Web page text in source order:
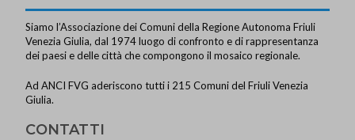
Siamo l’Associazione dei Comuni della Regione Autonoma Friuli
Venezia Giulia, dal 1974 luogo di confronto e di rappresentanza
dei paesi e delle città che compongono il mosaico regionale.
Ad ANCI FVG aderiscono tutti i 215 Comuni del Friuli Venezia
Giulia.
CONTATTI